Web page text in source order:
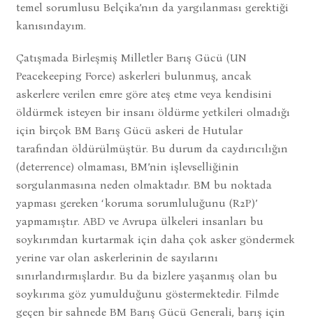
temel sorumlusu Belçika’nın da yargılanması gerektiği
kanısındayım.
Çatışmada Birleşmiş Milletler Barış Gücü (UN
Peacekeeping Force) askerleri bulunmuş, ancak
askerlere verilen emre göre ateş etme veya kendisini
öldürmek isteyen bir insanı öldürme yetkileri olmadığı
için birçok BM Barış Gücü askeri de Hutular
tarafından öldürülmüştür. Bu durum da caydırıcılığın
(deterrence) olmaması, BM’nin işlevselliğinin
sorgulanmasına neden olmaktadır. BM bu noktada
yapması gereken ‘koruma sorumluluğunu (R2P)’
yapmamıştır. ABD ve Avrupa ülkeleri insanları bu
soykırımdan kurtarmak için daha çok asker göndermek
yerine var olan askerlerinin de sayılarını
sınırlandırmışlardır. Bu da bizlere yaşanmış olan bu
soykırıma göz yumulduğunu göstermektedir. Filmde
geçen bir sahnede BM Barış Gücü Generali, barış için